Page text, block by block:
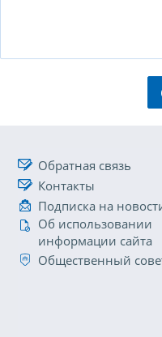
Обратная связь
Контакты
Подписка на
Об использовании
информации сайта
Общественный